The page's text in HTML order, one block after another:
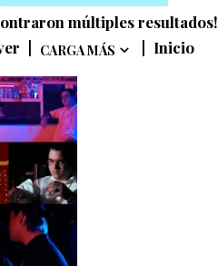
múltiples resultados!
CARGA MÁS Inicio